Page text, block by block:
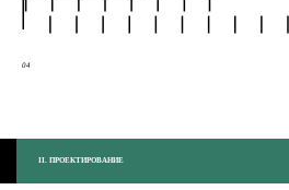
04
II. ПРОЕКТИРОВАНИЕ